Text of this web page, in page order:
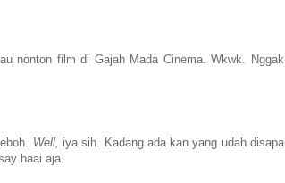
nonton film di Gajah Mada Cinema. Wkwk. Nggak
Well, iya sih. Kadang ada kan yang udah disapa
haai aja.